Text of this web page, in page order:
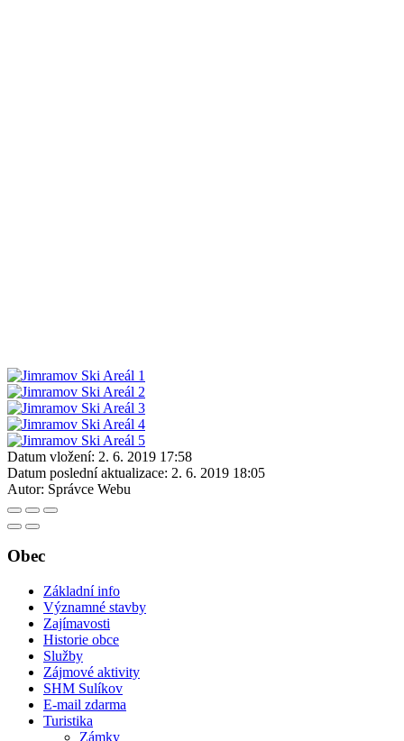
Datum vložení: 2. 6. 2019 17:58
Datum poslední aktualizace: 2. 6. 2019 18:05
Autor: Správce Webu
Obec
Základní info
Významné stavby
Zajímavosti
Historie obce
Služby
Zájmové aktivity
SHM Sulíkov
E-mail zdarma
Turistika
Zámky